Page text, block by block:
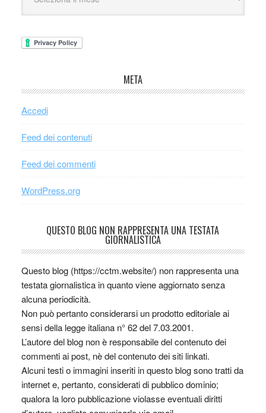
META
Accedi
Feed dei contenuti
Feed dei commenti
WordPress.org
QUESTO BLOG NON RAPPRESENTA UNA TESTATA
GIORNALISTICA
Questo blog (https://cctm.website/) non rappresenta una
testata giornalistica in quanto viene aggiornato senza
alcuna periodicità.
Non può pertanto considerarsi un prodotto editoriale ai
sensi della legge italiana n° 62 del 7.03.2001.
L’autore del blog non è responsabile del contenuto dei
commenti ai post, nè del contenuto dei siti linkati.
Alcuni testi o immagini inseriti in questo blog sono tratti da
internet e, pertanto, considerati di pubblico dominio;
qualora la loro pubblicazione violasse eventuali diritti